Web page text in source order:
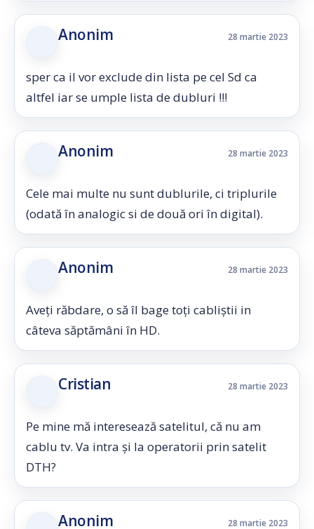
Anonim 28 martie 2023
sper ca il vor exclude din lista pe cel Sd ca
altfel iar se umple lista de dubluri !!!
Anonim 28 martie 2023
Cele mai multe nu sunt dublurile, ci triplurile
(odată în analogic si de două ori în digital).
Anonim 28 martie 2023
Aveți răbdare, o să îl bage toți cabliștii in
câteva săptămâni în HD.
Cristian 28 martie 2023
Pe mine mă interesează satelitul, că nu am
cablu tv. Va intra și la operatorii prin satelit
DTH?
Anonim 28 martie 2023